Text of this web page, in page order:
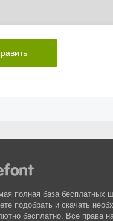
полная база бесплатных
подобрать и скачать
бесплатно. Все права